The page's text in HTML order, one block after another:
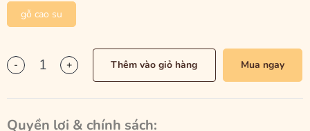
gỗ cao su
- + Thêm vào giỏ hàng Mua ngay
Quyền lợi & chính sách: